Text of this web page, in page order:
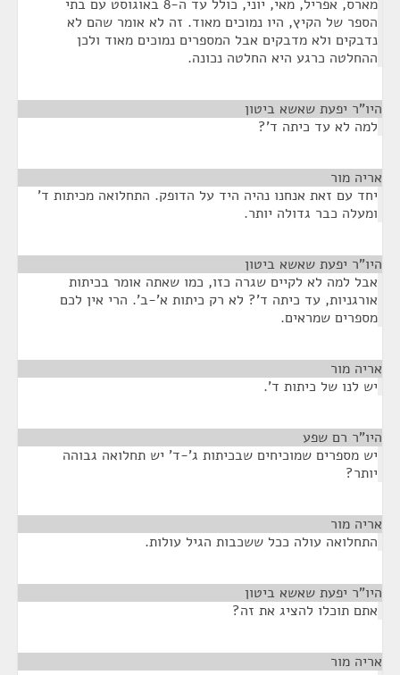
מארס, אפריל, מאי, יוני, כולל עד ה-8 באוגוסט עם בתי
הספר של הקיץ, היו נמוכים מאוד. זה לא אומר שהם לא
נדבקים ולא מדבקים אבל המספרים נמוכים מאוד ולכן
ההחלטה כרגע היא החלטה נכונה.
היו"ר יפעת שאשא ביטון
למה לא עד כיתה ד'?
אריה מור
יחד עם זאת אנחנו נהיה היד על הדופק. התחלואה מכיתות ד'
ומעלה כבר גדולה יותר.
היו"ר יפעת שאשא ביטון
אבל למה לא לקיים שגרה כזו, כמו שאתה אומר בכיתות
אורגניות, עד כיתה ד'? לא רק כיתות א'-ב'. הרי אין לכם
מספרים שמראים.
אריה מור
יש לנו של כיתות ד'.
היו"ר רם שפע
יש מספרים שמוכיחים שבכיתות ג'-ד' יש תחלואה גבוהה
יותר?
אריה מור
התחלואה עולה ככל ששכבות הגיל עולות.
היו"ר יפעת שאשא ביטון
אתם תוכלו להציג את זה?
אריה מור